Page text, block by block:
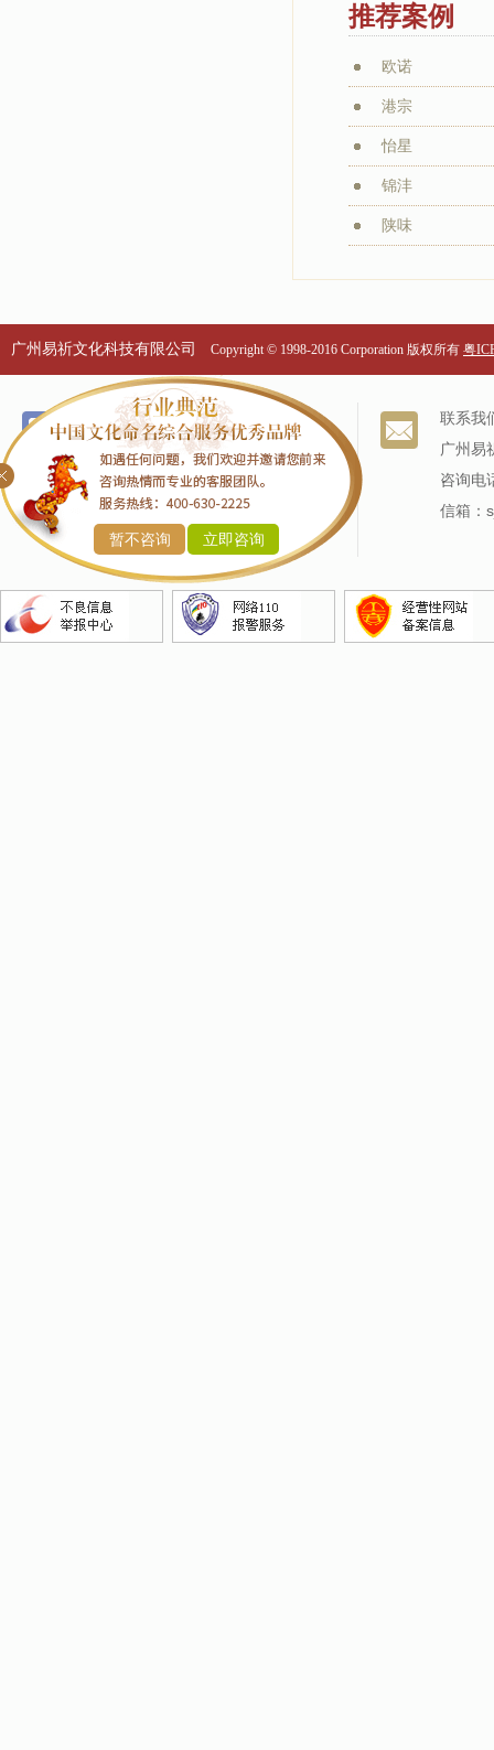
推荐案例
欧诺
港宗
怡星
锦沣
陕味
广州易祈文化科技有限公司 Copyright © 1998-2016 Corporation 版权所有 粤
暂不咨询 立即咨询
个名服务
改名服务
商标命名
产品命名
企业命名
关于我们
我们的历史
专家阵容
联系我
广州易
咨询电
信箱：